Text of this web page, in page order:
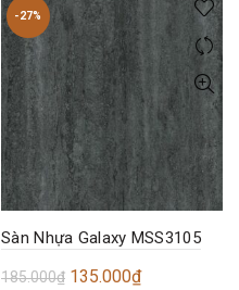
135.000₫.
-27%
Sàn Nhựa Galaxy MSS3105
185.000₫ Giá
135.000₫Giá